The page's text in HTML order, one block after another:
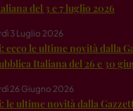
del 3 e 7 luglio 2026
3 Luglio 2026
ecco le ultime novità dalla
Italiana del 26 e 30
26 Giugno 2026
le ultime novità dalla